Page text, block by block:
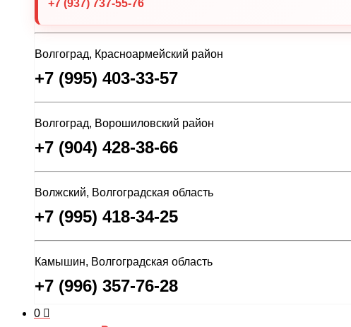
+7 (937) 737-55-76
Волгоград, Красноармейский район
+7 (995) 403-33-57
Волгоград, Ворошиловский район
+7 (904) 428-38-66
Волжский, Волгоградская область
+7 (995) 418-34-25
Камышин, Волгоградская область
+7 (996) 357-76-28
0